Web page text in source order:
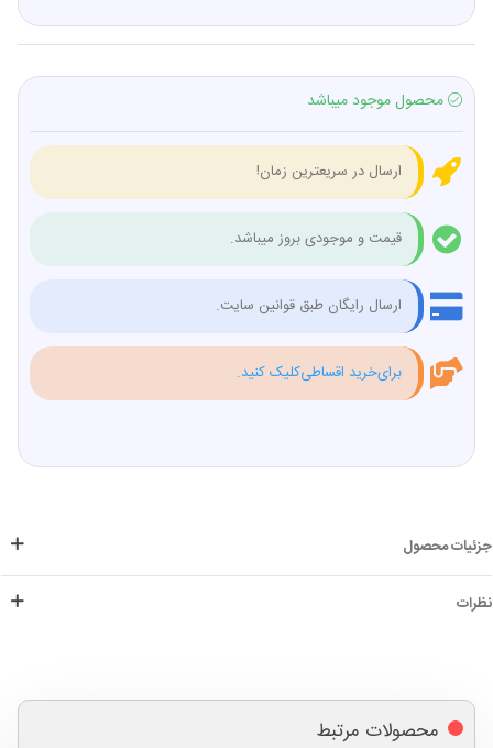
محصول موجود میباشد
ارسال در سریعترین زمان!
قیمت و موجودی بروز میباشد.
ارسال رایگان طبق قوانین سایت.
برای‌خرید اقساطی‌کلیک کنید.
جزئیات محصول
نظرات
محصولات مرتبط